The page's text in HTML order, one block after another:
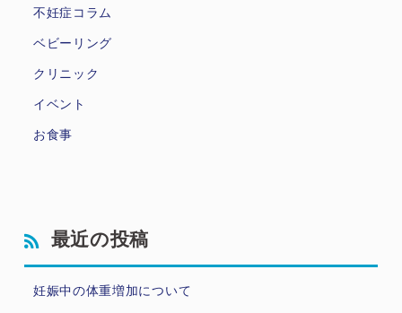
不妊症コラム
ベビーリング
クリニック
イベント
お食事
最近の投稿
妊娠中の体重増加について